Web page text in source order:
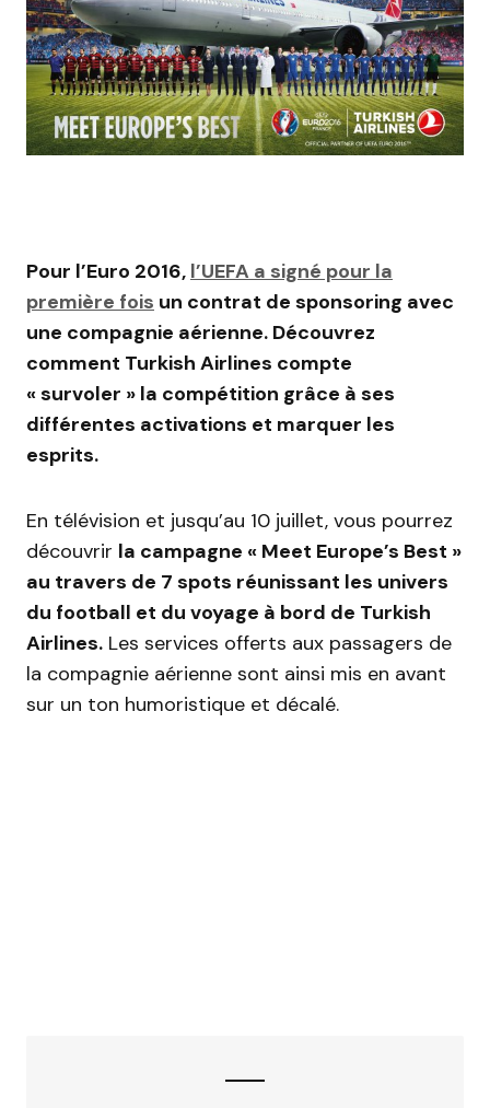
Pour l’Euro 2016, l’UEFA a signé pour la
première fois un contrat de sponsoring avec
une compagnie aérienne. Découvrez
comment Turkish Airlines compte
« survoler » la compétition grâce à ses
différentes activations et marquer les
esprits.
En télévision et jusqu’au 10 juillet, vous pourrez
découvrir la campagne « Meet Europe’s Best »
au travers de 7 spots réunissant les univers
du football et du voyage à bord de Turkish
Airlines. Les services offerts aux passagers de
la compagnie aérienne sont ainsi mis en avant
sur un ton humoristique et décalé.